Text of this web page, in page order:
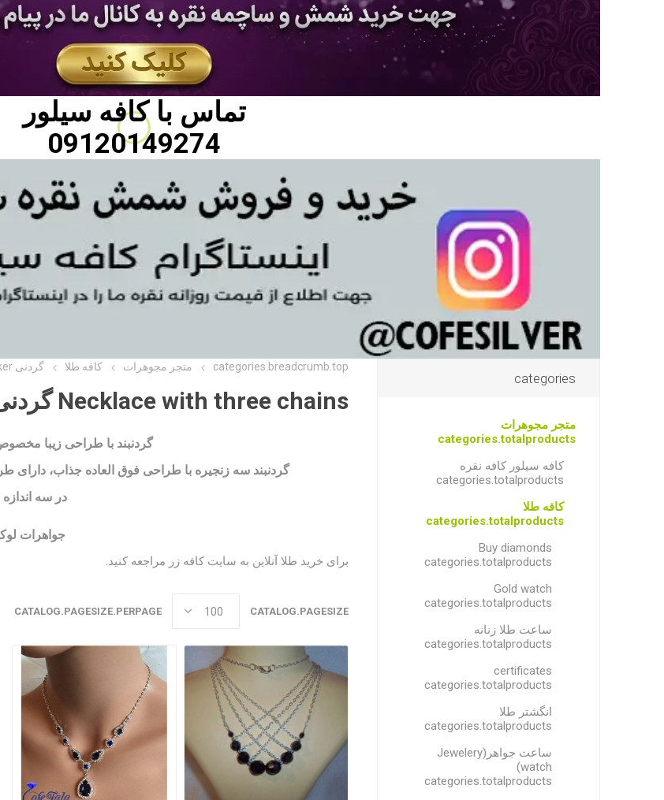
تماس باکافه سیلور
09120149274
categories.breadcrumb.top متجر مجوهرات کافه طلا گردنی necker
Necklace with three chains گردنی سه زنجیره
گردنبند با طراحی زیبا
گردنبند سه زنجیره با طراحی فوق العاده جذاب،
در سه اندازه و ۳
جواهرات
برای خرید طلا آنلاین به سایت کافه زر مراجعه کنید.
CATALOG.PAGESIZE
CATALOG.PAGESIZE.PERPAGE
categories
متجر مجوهرات
categories.totalproducts
کافه سیلور کافه نقره
categories.totalproducts
کافه طلا
categories.totalproducts
Buy diamonds
categories.totalproducts
Gold watch
categories.totalproducts
ساعت طلا زنانه
categories.totalproducts
certificates
categories.totalproducts
انگشتر طلا
categories.totalproducts
ساعت جواهر(Jewelery
watch)
categories.totalproducts